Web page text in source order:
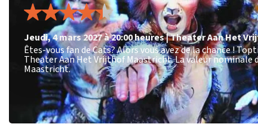
jeudi,4 mars 2027 à 20:00heures|Theater Aan Het
Êtes-vous fan de Cats? Alors vous avez de la chance !
Theater Aan Het Vrijthof Maastricht. La valeur nominale
Maastricht.